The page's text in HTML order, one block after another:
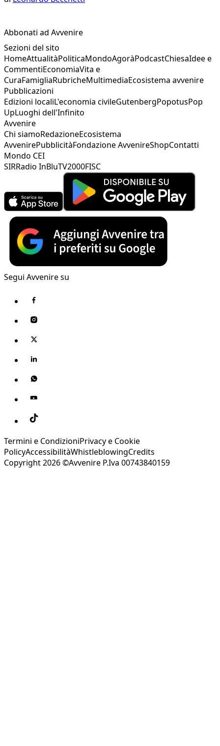
Abbonati ad Avvenire
Sezioni del sito
HomeAttualitàPoliticaMondoAgoràPodcastChiesaIdee e
CommentiEconomiaVita e
CuraFamigliaRubricheMultimediaEcosistema avvenire
Pubblicazioni
Edizioni localiL'economia civileGutenbergPopotusPop
UpLuoghi dell'Infinito
Avvenire
Chi siamoRedazioneEcosistema
AvvenirePubblicitàFondazione AvvenireShopContatti
Mondo CEI
SIRRadio InBluTV2000FISC
Segui Avvenire su
Termini e CondizioniPrivacy e Cookie
PolicyAccessibilitàWhistleblowingCredits
Copyright 2026 ©Avvenire P.Iva 00743840159